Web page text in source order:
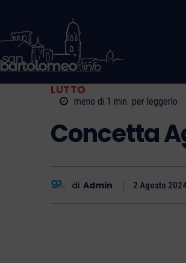
LUTTO
meno di 1 min. per leggerlo
Concetta
di Admin 2 Agosto